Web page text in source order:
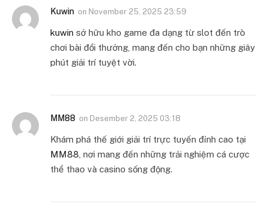
Kuwin on November 25, 2025 23:59
kuwin sở hữu kho game đa dạng từ slot đến trò
chơi bài đổi thưởng, mang đến cho bạn những giây
phút giải trí tuyệt vời.
MM88 on Desember 2, 2025 03:18
Khám phá thế giới giải trí trực tuyến đỉnh cao tại
MM88 , nơi mang đến những trải nghiệm cá cược
thể thao và casino sống động.